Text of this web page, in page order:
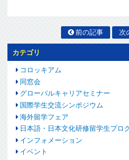
前の記事 次
カテゴリ
コロッキアム
同窓会
グローバルキャリアセミナー
国際学生交流シンポジウム
海外留学フェア
日本語・日本文化研修留学生プロ
インフォメーション
イベント